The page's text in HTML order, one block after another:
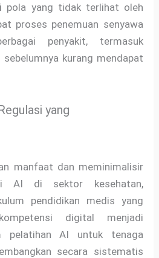
pola yang tidak terlihat oleh
proses penemuan senyawa
penyakit, termasuk
kurang mendapat
yang
manfaat dan meminimalisir
AI di sektor kesehatan,
pendidikan medis yang
digital menjadi
pelatihan AI untuk tenaga
secara sistematis